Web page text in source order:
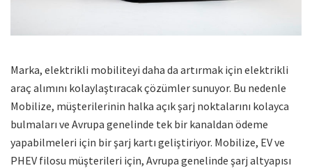
Marka, elektrikli mobiliteyi daha da artırmak için elektrikli
araç alımını kolaylaştıracak çözümler sunuyor. Bu nedenle
Mobilize, müşterilerinin halka açık şarj noktalarını kolayca
bulmaları ve Avrupa genelinde tek bir kanaldan ödeme
yapabilmeleri için bir şarj kartı geliştiriyor. Mobilize, EV ve
PHEV filosu müşterileri için, Avrupa genelinde şarj altyapısı